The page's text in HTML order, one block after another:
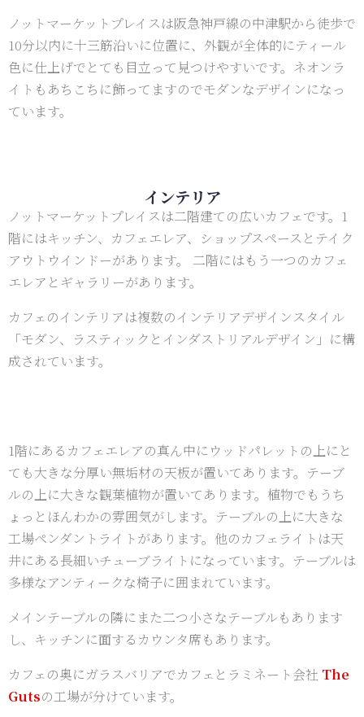
ノットマーケットプレイスは阪急神戸線の中津駅から徒歩で
10分以内に十三筋沿いに位置に、外観が全体的にティール
色に仕上げでとても目立って見つけやすいです。ネオンラ
イトもあちこちに飾ってますのでモダンなデザインになっ
ています。
インテリア
ノットマーケットプレイスは二階建ての広いカフェです。1
階にはキッチン、カフェエレア、ショップスペースとテイク
アウトウインドーがあります。 二階にはもう一つのカフェ
エレアとギャラリーがあります。
カフェのインテリアは複数のインテリアデザインスタイル
「モダン、ラスティックとインダストリアルデザイン」に構
成されています。
1階にあるカフェエレアの真ん中にウッドパレットの上にと
ても大きな分厚い無垢材の天板が置いてあります。テーブ
ルの上に大きな観葉植物が置いてあります。植物でもうち
ょっとほんわかの雰囲気がします。テーブルの上に大きな
工場ペンダントライトがあります。他のカフェライトは天
井にある長細いチューブライトになっています。テーブルは
多様なアンティークな椅子に囲まれています。
メインテーブルの隣にまた二つ小さなテーブルもあります
し、キッチンに面するカウンタ席もあります。
カフェの奥にガラスバリアでカフェとラミネート会社 The
Gutsの工場が分けています。